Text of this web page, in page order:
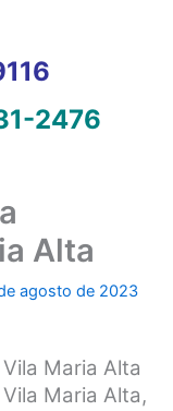
2476
Alta
agosto de 2023
Maria Alta
Maria Alta,